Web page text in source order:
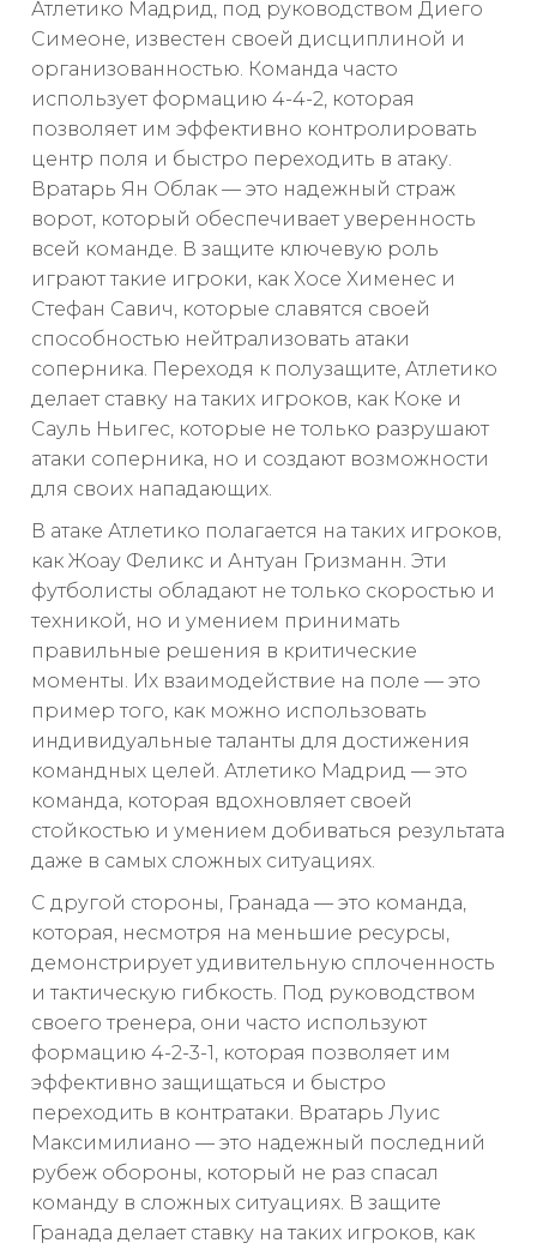
Атлетико Мадрид, под руководством Диего
Симеоне, известен своей дисциплиной и
организованностью. Команда часто
использует формацию 4-4-2, которая
позволяет им эффективно контролировать
центр поля и быстро переходить в атаку.
Вратарь Ян Облак — это надежный страж
ворот, который обеспечивает уверенность
всей команде. В защите ключевую роль
играют такие игроки, как Хосе Хименес и
Стефан Савич, которые славятся своей
способностью нейтрализовать атаки
соперника. Переходя к полузащите, Атлетико
делает ставку на таких игроков, как Коке и
Сауль Ньигес, которые не только разрушают
атаки соперника, но и создают возможности
для своих нападающих.
В атаке Атлетико полагается на таких игроков,
как Жоау Феликс и Антуан Гризманн. Эти
футболисты обладают не только скоростью и
техникой, но и умением принимать
правильные решения в критические
моменты. Их взаимодействие на поле — это
пример того, как можно использовать
индивидуальные таланты для достижения
командных целей. Атлетико Мадрид — это
команда, которая вдохновляет своей
стойкостью и умением добиваться результата
даже в самых сложных ситуациях.
С другой стороны, Гранада — это команда,
которая, несмотря на меньшие ресурсы,
демонстрирует удивительную сплоченность
и тактическую гибкость. Под руководством
своего тренера, они часто используют
формацию 4-2-3-1, которая позволяет им
эффективно защищаться и быстро
переходить в контратаки. Вратарь Луис
Максимилиано — это надежный последний
рубеж обороны, который не раз спасал
команду в сложных ситуациях. В защите
Гранада делает ставку на таких игроков, как